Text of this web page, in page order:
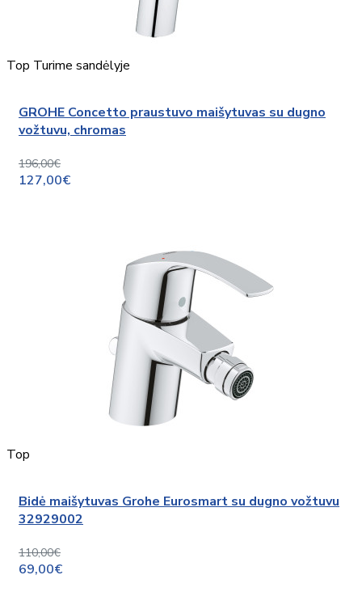
Top Turime sandėlyje
GROHE Concetto praustuvo maišytuvas su dugno
vožtuvu, chromas
196,00€
127,00€
Top
Bidė maišytuvas Grohe Eurosmart su dugno vožtuvu
32929002
110,00€
69,00€